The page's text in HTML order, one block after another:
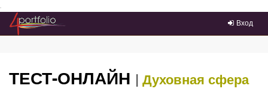
Преейти на главное меню
Вход
ТЕСТ-ОНЛАЙН | Духовная сфера